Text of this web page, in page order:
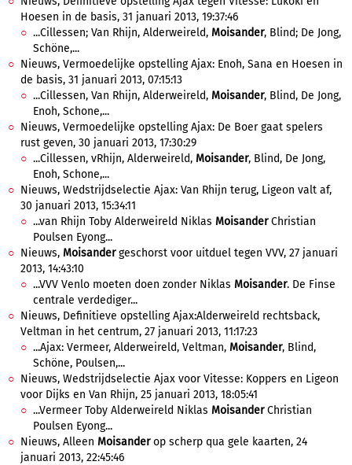
Hoesen in de basis, 31 januari 2013, 19:37:46
...Cillessen; Van Rhijn, Alderweireld, Moisander, Blind; De Jong,
Schöne,...
Nieuws, Vermoedelijke opstelling Ajax: Enoh, Sana en Hoesen in
de basis, 31 januari 2013, 07:15:13
...Cillessen, Van Rhijn, Alderweireld, Moisander, Blind, De Jong,
Enoh, Schone,...
Nieuws, Vermoedelijke opstelling Ajax: De Boer gaat spelers
rust geven, 30 januari 2013, 17:30:29
...Cillessen, vRhijn, Alderweireld, Moisander, Blind, De Jong,
Enoh, Schone,...
Nieuws, Wedstrijdselectie Ajax: Van Rhijn terug, Ligeon valt af,
30 januari 2013, 15:34:11
...van Rhijn Toby Alderweireld Niklas MoisanderChristian
Poulsen Eyong...
Nieuws, Moisandergeschorst voor uitduel tegen VVV, 27 januari
2013, 14:43:10
...VVV Venlo moeten doen zonder Niklas Moisander. De Finse
centrale verdediger...
Nieuws, Definitieve opstelling Ajax:Alderweireld rechtsback,
Veltman in het centrum, 27 januari 2013, 11:17:23
...Ajax: Vermeer, Alderweireld, Veltman, Moisander, Blind,
Schöne, Poulsen,...
Nieuws, Wedstrijdselectie Ajax voor Vitesse: Koppers en Ligeon
voor Dijks en Van Rhijn, 25 januari 2013, 18:05:41
...Vermeer Toby Alderweireld Niklas MoisanderChristian
Poulsen Eyong...
Nieuws, Alleen Moisanderop scherp qua gele kaarten, 24
januari 2013, 22:45:46